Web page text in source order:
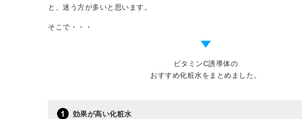
と、迷う方が多いと思います。
そこで・・・
ビタミンC誘導体の
おすすめ化粧水をまとめました。
効果が高い化粧水